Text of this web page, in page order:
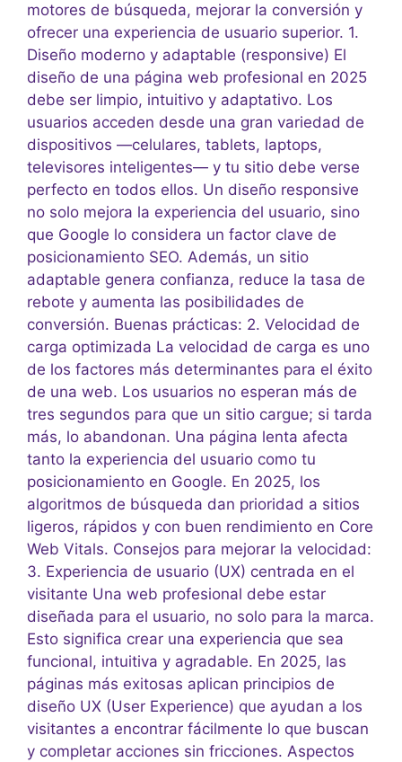
motores de búsqueda, mejorar la conversión y
ofrecer una experiencia de usuario superior. 1.
Diseño moderno y adaptable (responsive) El
diseño de una página web profesional en 2025
debe ser limpio, intuitivo y adaptativo. Los
usuarios acceden desde una gran variedad de
dispositivos —celulares, tablets, laptops,
televisores inteligentes— y tu sitio debe verse
perfecto en todos ellos. Un diseño responsive
no solo mejora la experiencia del usuario, sino
que Google lo considera un factor clave de
posicionamiento SEO. Además, un sitio
adaptable genera confianza, reduce la tasa de
rebote y aumenta las posibilidades de
conversión. Buenas prácticas: 2. Velocidad de
carga optimizada La velocidad de carga es uno
de los factores más determinantes para el éxito
de una web. Los usuarios no esperan más de
tres segundos para que un sitio cargue; si tarda
más, lo abandonan. Una página lenta afecta
tanto la experiencia del usuario como tu
posicionamiento en Google. En 2025, los
algoritmos de búsqueda dan prioridad a sitios
ligeros, rápidos y con buen rendimiento en Core
Web Vitals. Consejos para mejorar la velocidad:
3. Experiencia de usuario (UX) centrada en el
visitante Una web profesional debe estar
diseñada para el usuario, no solo para la marca.
Esto significa crear una experiencia que sea
funcional, intuitiva y agradable. En 2025, las
páginas más exitosas aplican principios de
diseño UX (User Experience) que ayudan a los
visitantes a encontrar fácilmente lo que buscan
y completar acciones sin fricciones. Aspectos